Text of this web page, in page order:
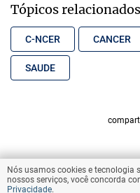
Tópicos
C-NCER CANCER
SAUDE
Nós usamos cookies e tecnologia
nossos serviços, você concorda
Privacidade.